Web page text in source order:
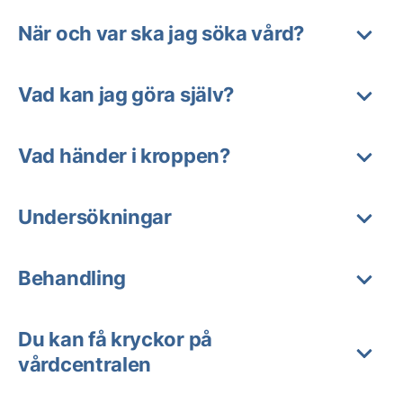
När och var ska jag söka vård?
Vad kan jag göra själv?
Vad händer i kroppen?
Undersökningar
Behandling
Du kan få kryckor på
vårdcentralen